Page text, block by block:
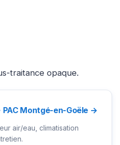
traitance opaque.
PAC Montgé-en-Goële →
air/eau, climatisation